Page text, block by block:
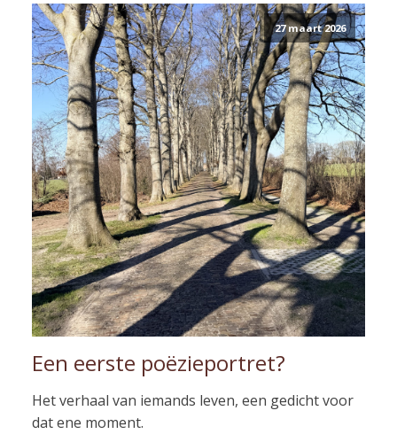
27 maart 2026
Een eerste poëzieportret?
Het verhaal van iemands leven, een gedicht voor
dat ene moment.